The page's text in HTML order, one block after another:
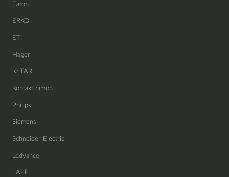
Eaton
ERKO
ETI
Hager
KSTAR
Kontakt Simon
Philips
Siemens
Schneider Electric
Ledvance
LAPP